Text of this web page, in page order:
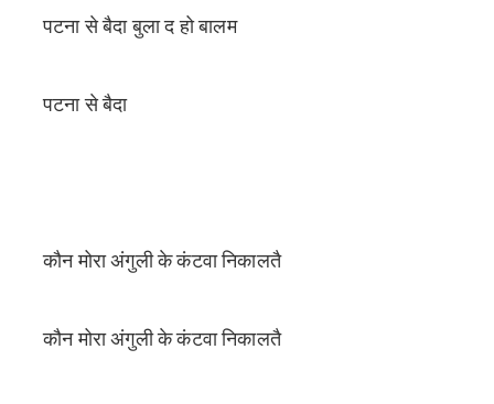
पटना से बैदा बुला द हो बालम
पटना से बैदा
कौन मोरा अंगुली के कंटवा निकालतै
कौन मोरा अंगुली के कंटवा निकालतै